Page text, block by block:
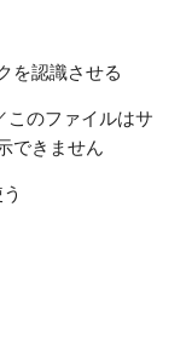
を認識させる
このファイルはサ
できません